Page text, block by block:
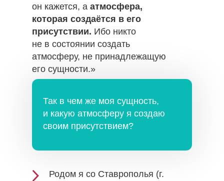
победителей
он кажется, а атмосфера,
которая создаётся в его
присутствии. Ибо никто
не в состоянии создать
атмосферу, не принадлежащую
его сущности.»
Родом я со Ставрополья (г.
Так в чем же моя сущность,
и какую атмосферу я создаю
своим присутствием?